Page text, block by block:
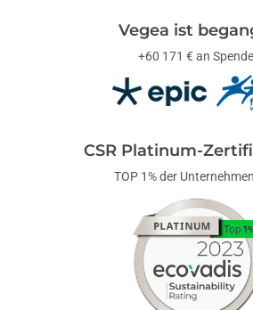
Vegea ist
+60 171 € an
CSR Platinum-
TOP 1% der